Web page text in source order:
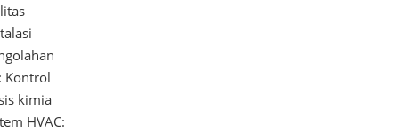
Kontrol
kimia
HVAC: